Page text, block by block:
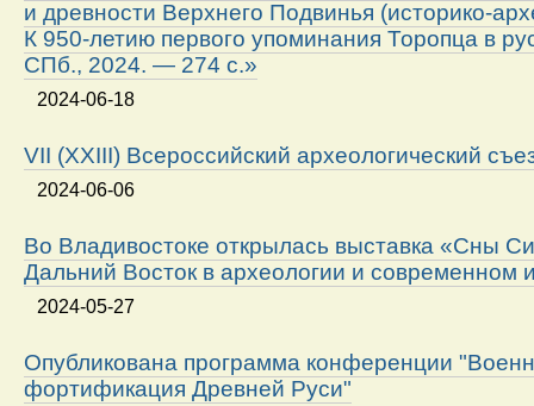
и древности Верхнего Подвинья (историко-
К 950-летию первого упоминания Торопца в
СПб., 2024. — 274 с.»
2024-06-18
VII (XXIII) Всероссийский археологический
2024-06-06
Во Владивостоке открылась выставка «Сны
Дальний Восток в археологии и современном
2024-05-27
Опубликована программа конференции
фортификация Древней Руси"